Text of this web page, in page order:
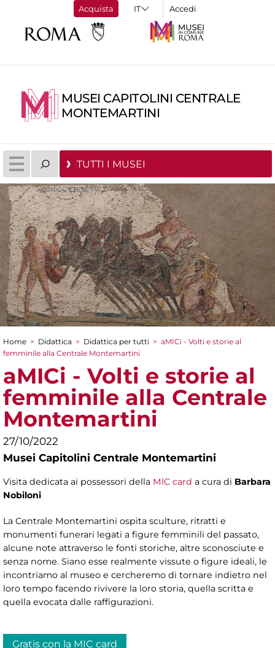
Acquista Accedi
MUSEI CAPITOLINI CENTRALE
MONTEMARTINI
TUTTI I MUSEI
Tu sei qui
Home > Didattica > Didattica per tutti > aMICi - Volti e storie al
femminile alla Centrale Montemartini
aMICi - Volti e storie al
femminile alla Centrale
Montemartini
27/10/2022
Musei Capitolini Centrale Montemartini
Visita dedicata ai possessori della MIC card a cura di Barbara
Nobiloni
La Centrale Montemartini ospita sculture, ritratti e
monumenti funerari legati a figure femminili del passato,
alcune note attraverso le fonti storiche, altre sconosciute e
senza nome. Siano esse realmente vissute o figure ideali, le
incontriamo al museo e cercheremo di tornare indietro nel
loro tempo facendo rivivere la loro storia, quella scritta e
quella evocata dalle raffigurazioni.
Gratis con la MIC card